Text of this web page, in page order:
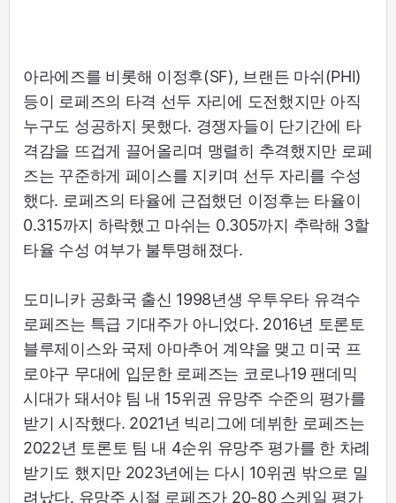
아라에즈를 비롯해 이정후(SF), 브랜든 마쉬(PHI)
등이 로페즈의 타격 선두 자리에 도전했지만 아직
누구도 성공하지 못했다. 경쟁자들이 단기간에 타
격감을 뜨겁게 끌어올리며 맹렬히 추격했지만 로페
즈는 꾸준하게 페이스를 지키며 선두 자리를 수성
했다. 로페즈의 타율에 근접했던 이정후는 타율이
0.315까지 하락했고 마쉬는 0.305까지 추락해 3할
타율 수성 여부가 불투명해졌다.
도미니카 공화국 출신 1998년생 우투우타 유격수
로페즈는 특급 기대주가 아니었다. 2016년 토론토
블루제이스와 국제 아마추어 계약을 맺고 미국 프
로야구 무대에 입문한 로페즈는 코로나19 팬데믹
시대가 돼서야 팀 내 15위권 유망주 수준의 평가를
받기 시작했다. 2021년 빅리그에 데뷔한 로페즈는
2022년 토론토 팀 내 4순위 유망주 평가를 한 차례
받기도 했지만 2023년에는 다시 10위권 밖으로 밀
려났다. 유망주 시절 로페즈가 20-80 스케일 평가